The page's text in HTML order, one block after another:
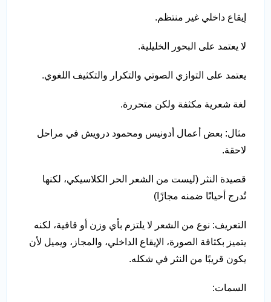
إيقاع داخلي غير منتظم.
لا يعتمد على البحور الخليلية.
يعتمد على التوازي الصوتي والتكرار والتكثيف اللغوي.
لغة شعرية مكثفة ولكن متحررة.
مثال: بعض أعمال أدونيس ومحمود درويش في مراحل
لاحقة.
قصيدة النثر (ليست من الشعر الحر الكلاسيكي، لكنها
تُدرج أحيانًا ضمنه مجازًا)
التعريف: نوع من الشعر لا يلتزم بأي وزن أو قافية، لكنه
يتميز بكثافة الصورة، الإيقاع الداخلي، والمجاز، ويميل لأن
يكون قريبًا من النثر في شكله.
السمات: